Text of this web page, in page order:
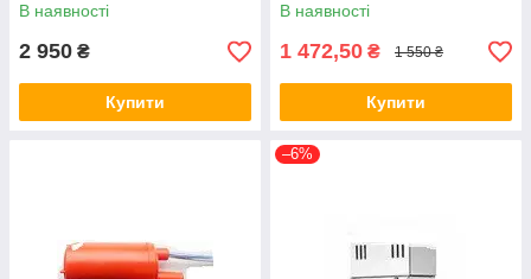
В наявності
2 950 ₴
Купити
В наявності
1 472,50 ₴ 1 550 ₴
Купити
–6%